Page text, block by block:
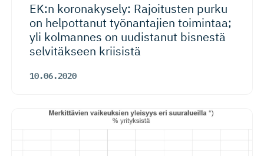
EK:n koronakysely: Rajoitusten purku
on helpottanut työnantajien toimintaa;
yli kolmannes on uudistanut bisnestä
selvitäkseen kriisistä
10.06.2020